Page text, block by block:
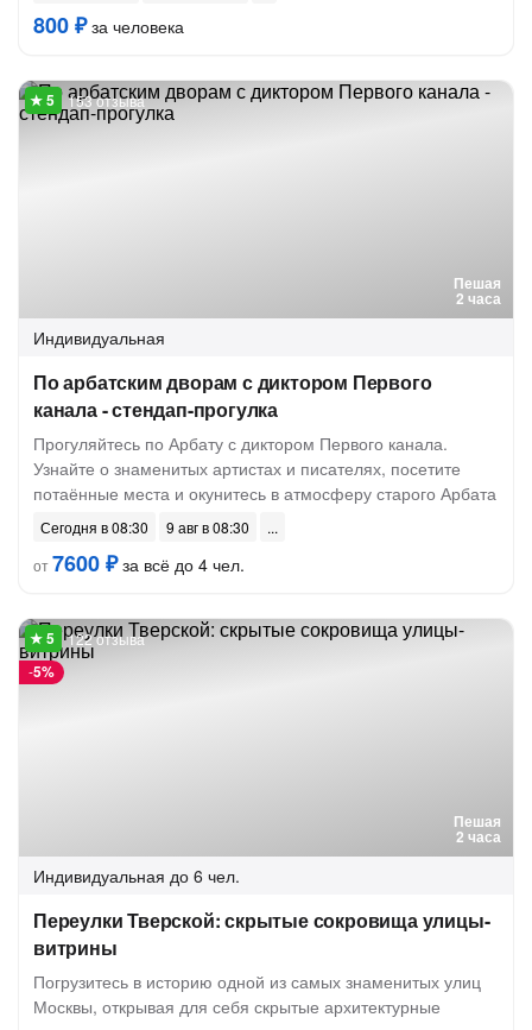
800 ₽за человека
Пешая
2 часа
153 отзыва
Индивидуальная
По арбатским дворам с диктором Первого
канала - стендап-прогулка
Прогуляйтесь по Арбату с диктором Первого канала.
Узнайте о знаменитых артистах и писателях, посетите
потаённые места и окунитесь в атмосферу старого Арбата
Сегодня в 08:30
9 авг в 08:30
от7600 ₽за всё до 4 чел.
Пешая
2 часа
-5%
122 отзыва
Индивидуальная до 6 чел.
Переулки Тверской: скрытые сокровища улицы-
витрины
Погрузитесь в историю одной из самых знаменитых улиц
Москвы, открывая для себя скрытые архитектурные